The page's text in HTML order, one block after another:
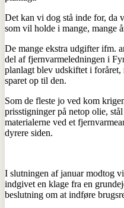
Det kan vi dog stå inde for, da
som vil holde i mange, mange
De mange ekstra udgifter ifm.
del af fjernvarmeledningen i
planlagt blev udskiftet i
sparet op til den.
Som de fleste jo ved kom
prisstigninger på netop olie,
materialerne ved et
dyrere siden.
I slutningen af januar modtog
indgivet en klage fra en
beslutning om at indføre